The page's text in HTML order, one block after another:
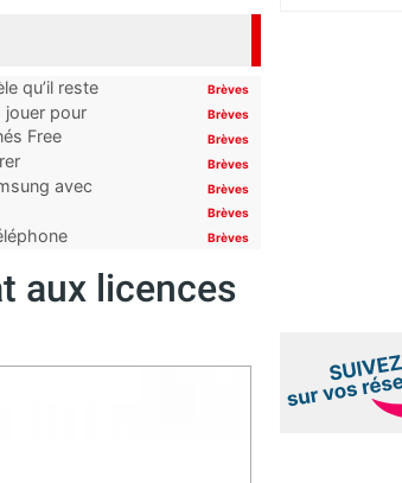
qu’il reste
Brèves
jouer pour
Brèves
Free
Brèves
Brèves
avec
Brèves
Brèves
Brèves
aux licences